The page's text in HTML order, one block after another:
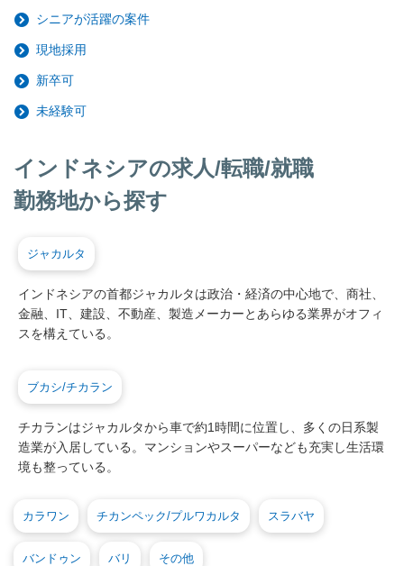
シニアが活躍の案件
現地採用
新卒可
未経験可
インドネシアの求人/転職/就職
勤務地から探す
ジャカルタ
インドネシアの首都ジャカルタは政治・経済の中心地で、商社、
金融、IT、建設、不動産、製造メーカーとあらゆる業界がオフィ
スを構えている。
ブカシ/チカラン
チカランはジャカルタから車で約1時間に位置し、多くの日系製
造業が入居している。マンションやスーパーなども充実し生活環
境も整っている。
カラワン チカンペック/プルワカルタ スラバヤ
バンドゥン バリ その他